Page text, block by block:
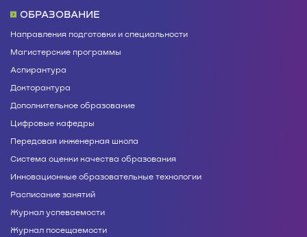
ОБРАЗОВАНИЕ
Направления подготовки и специальности
Магистерские программы
Аспирантура
Докторантура
Дополнительное образование
Цифровые кафедры
Передовая инженерная школа
Система оценки качества образования
Инновационные образовательные технологии
Расписание занятий
Журнал успеваемости
Журнал посещаемости